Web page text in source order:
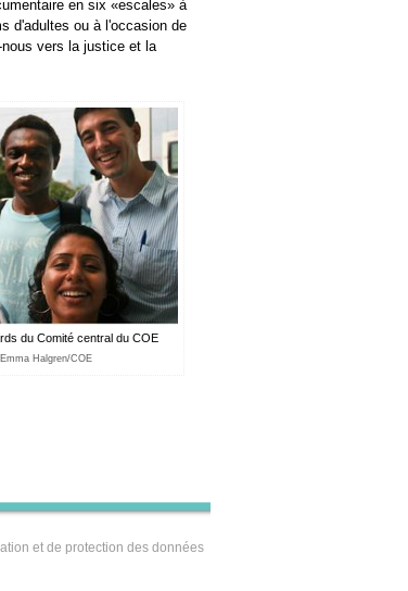
en six «escales» à
d'adultes ou à l'occasion de
vers la justice et la
du Comité central du COE
Halgren/COE
et de protection des données